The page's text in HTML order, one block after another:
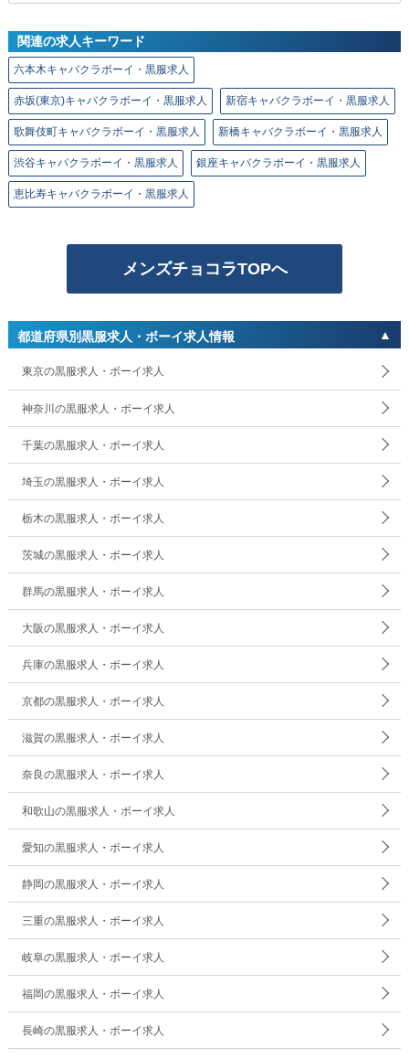
関連の求人キーワード
六本木キャバクラボーイ・黒服求人
赤坂(東京)キャバクラボーイ・黒服求人 新宿キャバクラボーイ・黒服求人
歌舞伎町キャバクラボーイ・黒服求人 新橋キャバクラボーイ・黒服求人
渋谷キャバクラボーイ・黒服求人 銀座キャバクラボーイ・黒服求人
恵比寿キャバクラボーイ・黒服求人
メンズチョコラTOPへ
都道府県別黒服求人・ボーイ求人情報
東京の黒服求人・ボーイ求人
神奈川の黒服求人・ボーイ求人
千葉の黒服求人・ボーイ求人
埼玉の黒服求人・ボーイ求人
栃木の黒服求人・ボーイ求人
茨城の黒服求人・ボーイ求人
群馬の黒服求人・ボーイ求人
大阪の黒服求人・ボーイ求人
兵庫の黒服求人・ボーイ求人
京都の黒服求人・ボーイ求人
滋賀の黒服求人・ボーイ求人
奈良の黒服求人・ボーイ求人
和歌山の黒服求人・ボーイ求人
愛知の黒服求人・ボーイ求人
静岡の黒服求人・ボーイ求人
三重の黒服求人・ボーイ求人
岐阜の黒服求人・ボーイ求人
福岡の黒服求人・ボーイ求人
長崎の黒服求人・ボーイ求人